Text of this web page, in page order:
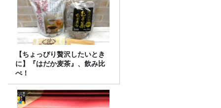
【ちょっぴり贅沢したいとき
に】『はだか麦茶』、飲み比
べ！